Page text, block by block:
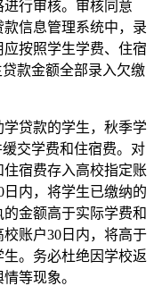
行审核。审核同意
款信息管理系统中，录
按照学生学费、住宿
贷款金额全部录入欠缴
贷款的学生，秋季学
交学费和住宿费。对
宿费存入高校指定账
内，将学生已缴纳的
金额高于实际学费和
账户30日内，将高于
。务必杜绝因学校返
等现象。